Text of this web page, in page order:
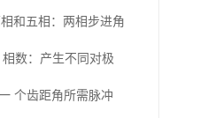
和五相：两相步进角
数：产生不同对极
个齿距角所需脉冲